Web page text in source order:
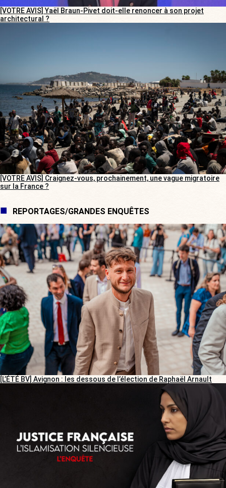
[VOTRE AVIS] Yaël Braun-Pivet doit-elle renoncer à son projet
architectural ?
[VOTRE AVIS] Craignez-vous, prochainement, une vague migratoire
sur la France ?
REPORTAGES/GRANDES ENQUÊTES
[L’ÉTÉ BV] Avignon : les dessous de l’élection de Raphaël Arnault